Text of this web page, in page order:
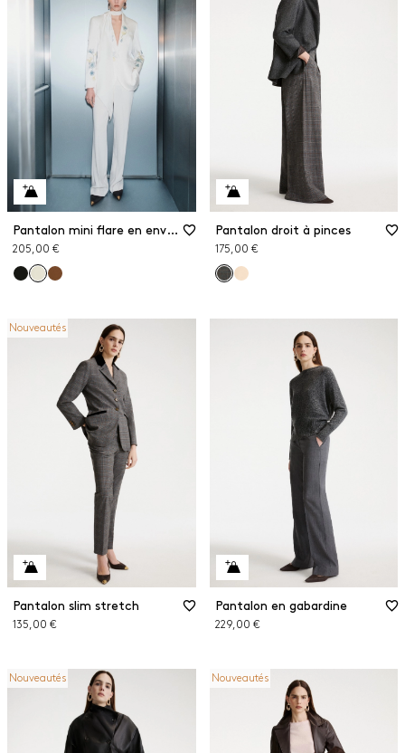
Pantalon mini flare en envers satin
205,00 €
Pantalon droit à pinces
175,00 €
Nouveautés
Pantalon slim stretch
135,00 €
Pantalon en gabardine
229,00 €
Nouveautés Nouveautés